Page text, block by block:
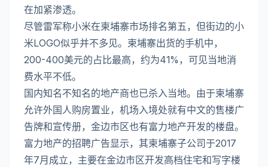
在加紧渗透。
尽管雷军称小米在柬埔寨市场排名第五，但街边的小
米LOGO似乎并不多见。柬埔寨出货的手机中，
200-400美元的占比最高，约为41%，可见当地消
费水平不低。
国内知名不知名的地产商也已杀入当地。由于柬埔寨
允许外国人购房置业，机场入境处就有中文的售楼广
告牌和宣传册，金边市区也有富力地产开发的楼盘。
富力地产的招聘广告显示，其柬埔寨子公司于2017
年7月成立，主要在金边市区开发高档住宅和写字楼